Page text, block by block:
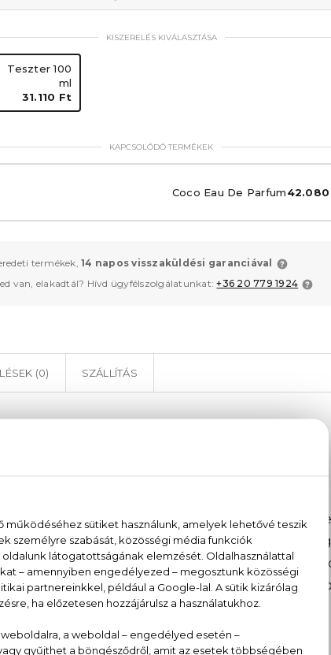
KISZERELÉS KIVÁLASZTÁSA
Teszter 100
ml
31.110 Ft
KAPCSOLÓDÓ TERMÉKEK
Coco Eau De Parfum
termékek,14 napos visszaküldési garanciával
van, elakadtál? Hívd ügyfélszolgálatunkat:+36 20 779 1924
(0) SZÁLLÍTÁS
De Toilette
márka segítségével, amely mindig is
fűszeres illatcsalád tagjaként ez a parfüm
szantálfa illatjegyei tökéletesen harmonizálnak
A Chanel Coco Eau De Toilette parfüm nem
Illatozz hát bátran és nyerj